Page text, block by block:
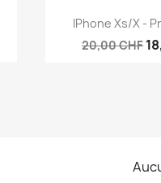
Aperçu
IPhone Xs/X -
20,00 CHF